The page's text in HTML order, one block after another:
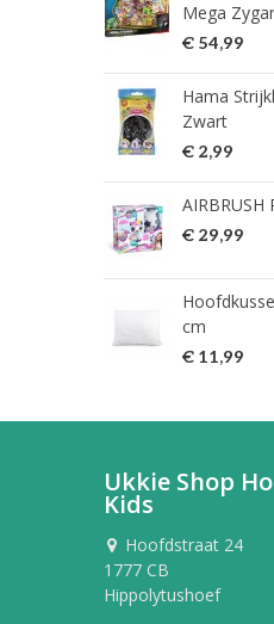
Mega
€ 54,99
Hama
Zwart
€ 2,99
AIRBRUSH
€ 29,99
cm
€ 11,99
Ukkie Shop
Kids
Hoofdstraat 24
1777 CB
Hippolytushoef